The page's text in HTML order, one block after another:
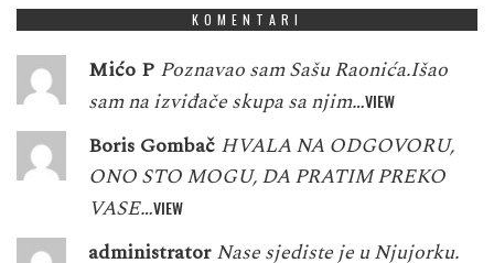
KOMENTARI
Mićo P Poznavao sam Sašu Raonića.Išao
sam na izviđače skupa sa njim…VIEW
Boris Gombač HVALA NA ODGOVORU,
ONO STO MOGU, DA PRATIM PREKO
VASE…VIEW
administrator Nase sjediste je u Njujorku.